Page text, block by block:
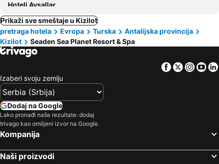
Hoteli Avsallar
Prikaži sve smeštaje u Kizilot
pretraga hotela
Evropa Turska
Antalijska provincija
Kizilot
Seaden Sea Planet Resort & Spa
Facebook
Twitter
Izaberi svoju zemlju
Dodaj na Google
Lako pronađi naše rezultate: dodaj
trivago kao omiljeni izvor na Google.
Kompanija
Naši proizvodi